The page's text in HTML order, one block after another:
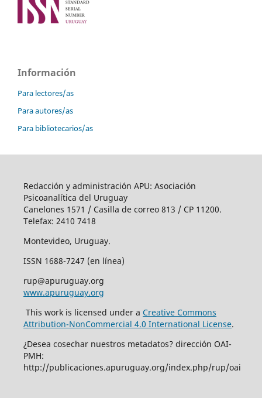
Información
Para lectores/as
Para autores/as
Para bibliotecarios/as
Redacción y administración APU: Asociación
Psicoanalítica del Uruguay
Canelones 1571 / Casilla de correo 813 / CP 11200.
Telefax: 2410 7418
Montevideo, Uruguay.
ISSN 1688-7247 (en línea)
rup@apuruguay.org
www.apuruguay.org
This work is licensed under a Creative Commons
Attribution-NonCommercial 4.0 International License.
¿Desea cosechar nuestros metadatos? dirección OAI-
PMH:
http://publicaciones.apuruguay.org/index.php/rup/oai